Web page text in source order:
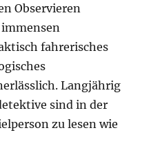
Observieren
fahrerisches
Langjährig
sind in der
zu lesen wie